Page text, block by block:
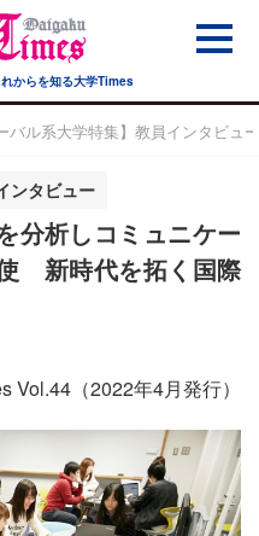
れからを知る大学Times
バル系大学特集】教員インタビ
ンタビュー
分析しコミュニケー
新時代を拓く国際
Vol.44（2022年4月発行）